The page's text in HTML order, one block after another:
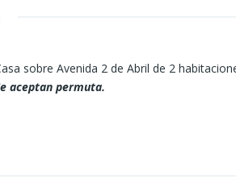
sobre Avenida 2 de Abril de 2
aceptan permuta.